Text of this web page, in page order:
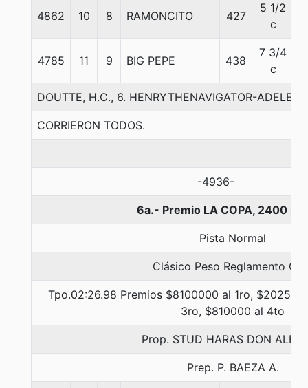
4862 10 8 RAMONCITO 427
5 1/2
c
4785 11 9 BIG PEPE 438
7 3/4
c
DOUTTE, H.C., 6. HENRYTHENAVIGATOR-ADELE
CORRIERON TODOS.
-4936-
6a.- Premio LA COPA, 2400
Pista Normal
Clásico Peso Reglamento Gr.
Tpo.02:26.98 Premios $8100000 al 1ro,
3ro, $810000 al 4to
Prop. STUD HARAS DON
Prep. P. BAEZA A.